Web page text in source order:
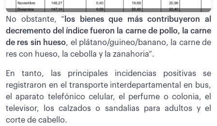
No obstante, “ los bienes que más contribuyeron al
decremento del índice fueron la carne de pollo, la carne
de res sin hueso, el plátano/guineo/banano, la carne de
res con hueso, la cebolla y la zanahoria”.
En tanto, las principales incidencias positivas se
registraron en el transporte interdepartamental en bus,
el aparato telefónico celular, el perfume o colonia, el
televisor, los calzados o sandalias para adultos y el
corte de cabello.